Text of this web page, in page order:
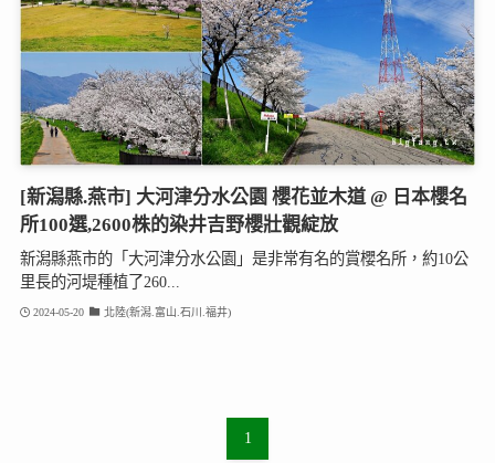
[新潟縣.燕市] 大河津分水公園 櫻花並木道 @ 日本櫻名
所100選,2600株的染井吉野櫻壯觀綻放
新潟縣燕市的「大河津分水公園」是非常有名的賞櫻名所，約10公
里長的河堤種植了260...
2024-05-20 北陸(新潟.富山.石川.福井)
1